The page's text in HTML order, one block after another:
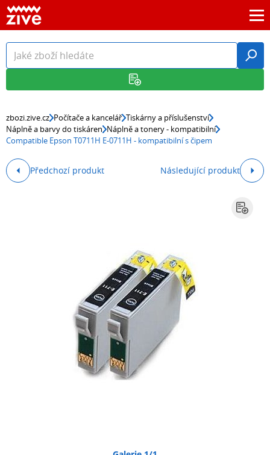
zbozi.zive.cz Počítače a kancelář Tiskárny a příslušenství
Náplně a barvy do tiskáren Náplně a tonery - kompatibilní
Compatible Epson T0711H E-0711H - kompatibilní s čipem
Předchozí produkt Následující produkt